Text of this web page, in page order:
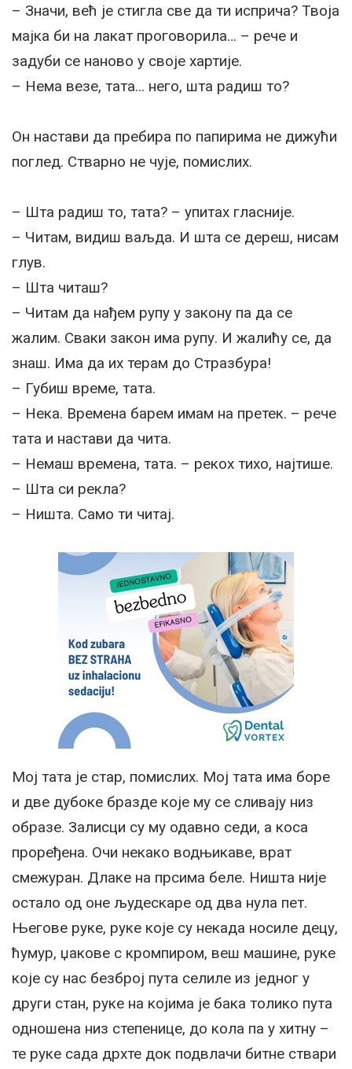
– Значи, већ је стигла све да ти исприча? Твоја
мајка би на лакат проговорила… – рече и
задуби се наново у своје хартије.
– Нема везе, тата… него, шта радиш то?
Он настави да пребира по папирима не дижући
поглед. Стварно не чује, помислих.
– Шта радиш то, тата? – упитах гласније.
– Читам, видиш ваљда. И шта се дереш, нисам
глув.
– Шта читаш?
– Читам да нађем рупу у закону па да се
жалим. Сваки закон има рупу. И жалићу се, да
знаш. Има да их терам до Стразбура!
– Губиш време, тата.
– Нека. Времена барем имам на претек. – рече
тата и настави да чита.
– Немаш времена, тата. – рекох тихо, најтише.
– Шта си рекла?
– Ништа. Само ти читај.
Мој тата је стар, помислих. Мој тата има боре
и две дубоке бразде које му се сливају низ
образе. Залисци су му одавно седи, а коса
проређена. Очи некако водњикаве, врат
смежуран. Длаке на прсима беле. Ништа није
остало од оне људескаре од два нула пет.
Његове руке, руке које су некада носиле децу,
ћумур, џакове с кромпиром, веш машине, руке
које су нас безброј пута селиле из једног у
други стан, руке на којима је бака толико пута
одношена низ степенице, до кола па у хитну –
те руке сада дрхте док подвлачи битне ствари